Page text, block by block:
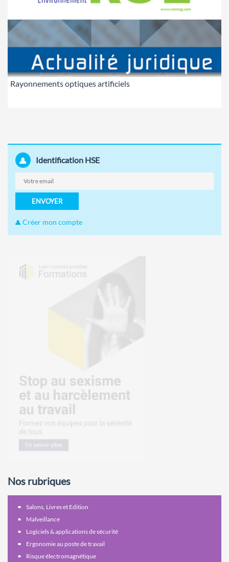
Rayonnements optiques artificiels
Identification HSE
ENVOYER
Créer mon compte
Nos rubriques
Salons, Livres et Edition
Malveillance
Logiciels & applications de sécurité
Ergonomie au poste de travail
Risque électromagnétique